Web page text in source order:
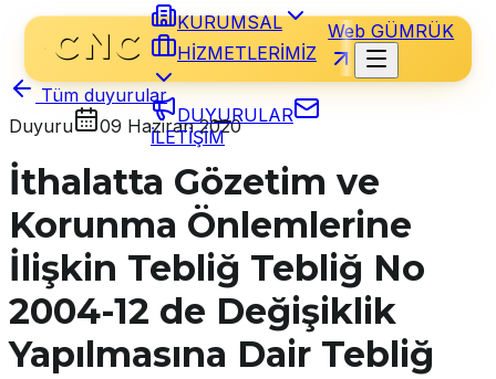
KURUMSAL
HİZMETLERİMİZ
DUYURULAR
İLETİŞİM
Web GÜMRÜK
Tüm duyurular
Duyuru
09 Haziran 2020
İthalatta Gözetim ve
Korunma Önlemlerine
İlişkin Tebliğ Tebliğ No
2004-12 de Değişiklik
Yapılmasına Dair Tebliğ